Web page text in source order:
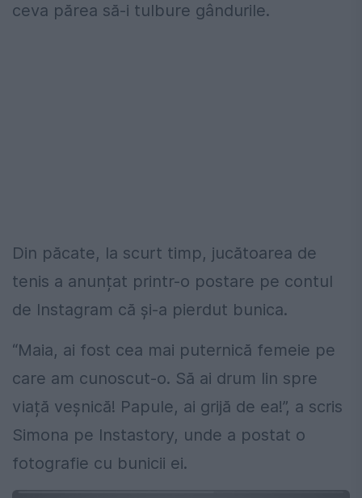
ceva părea să-i tulbure gândurile.
Din păcate, la scurt timp, jucătoarea de
tenis a anunțat printr-o postare pe contul
de Instagram că și-a pierdut bunica.
“Maia, ai fost cea mai puternică femeie pe
care am cunoscut-o. Să ai drum lin spre
viață veșnică! Papule, ai grijă de ea!”, a scris
Simona pe Instastory, unde a postat o
fotografie cu bunicii ei.